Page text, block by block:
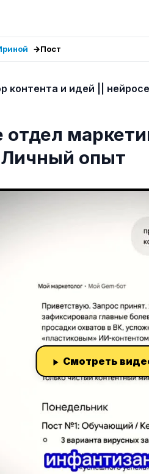
Пост
контента и идей ||
отдел
опыт
Смотреть